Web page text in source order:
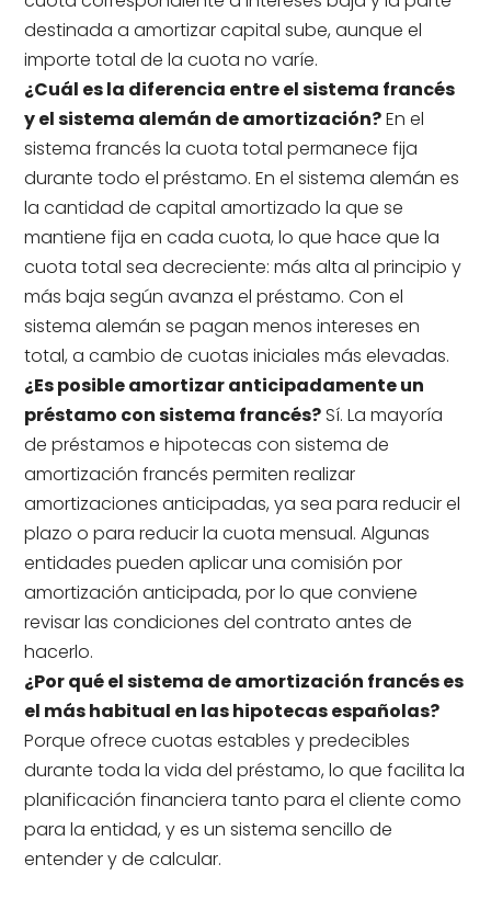
destinada a amortizar capital sube, aunque el
importe total de la cuota no varíe.
¿Cuál es la diferencia entre el sistema francés
y el sistema alemán de amortización?En el
sistema francés la cuota total permanece fija
durante todo el préstamo. En el sistema alemán es
la cantidad de capital amortizado la que se
mantiene fija en cada cuota, lo que hace que la
cuota total sea decreciente: más alta al principio y
más baja según avanza el préstamo. Con el
sistema alemán se pagan menos intereses en
total, a cambio de cuotas iniciales más elevadas.
¿Es posible amortizar anticipadamente un
préstamo con sistema francés? Sí. La mayoría
de préstamos e hipotecas con sistema de
amortización francés permiten realizar
amortizaciones anticipadas, ya sea para reducir el
plazo o para reducir la cuota mensual. Algunas
entidades pueden aplicar una comisión por
amortización anticipada, por lo que conviene
revisar las condiciones del contrato antes de
hacerlo.
¿Por qué el sistema de amortización francés es
el más habitual en las hipotecas españolas?
Porque ofrece cuotas estables y predecibles
durante toda la vida del préstamo, lo que facilita la
planificación financiera tanto para el cliente como
para la entidad, y es un sistema sencillo de
entender y de calcular.